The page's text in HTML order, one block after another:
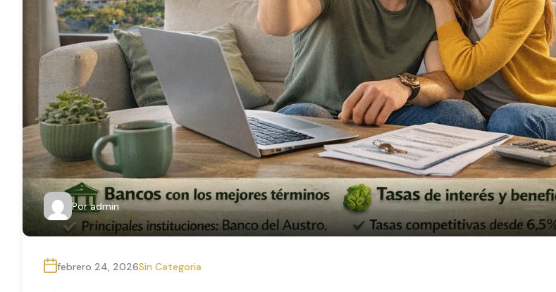
Por admin
febrero 24, 2026Sin Categoria